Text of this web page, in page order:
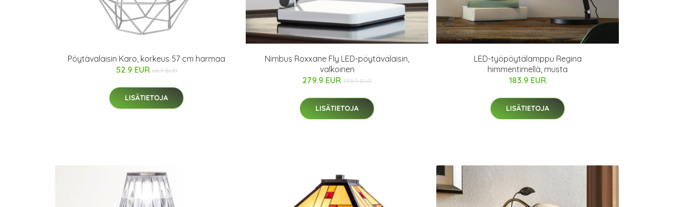
Pöytävalaisin Karo, korkeus 57 cm harmaa
52.9 EUR 66.9 EUR
LISÄTIETOJA
Nimbus Roxxane Fly LED-pöytävalaisin,
valkoinen
279.9 EUR 355.9 EUR
LISÄTIETOJA
LED-työpöytälamppu Regina
himmentimellä, musta
183.9 EUR
LISÄTIETOJA